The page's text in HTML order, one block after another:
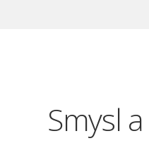
Smysl